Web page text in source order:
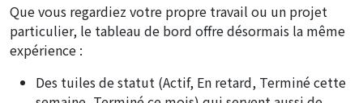
Que vous regardiez votre propre travail ou un projet
particulier, le tableau de bord offre désormais la même
expérience :
Des tuiles de statut (Actif, En retard, Terminé cette